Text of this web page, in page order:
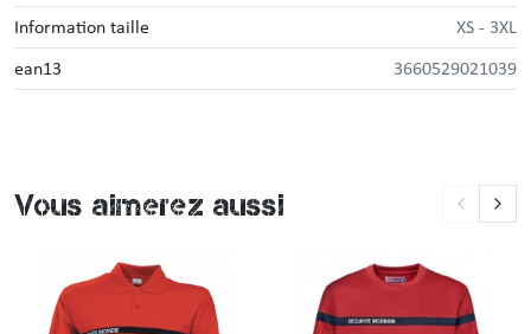
Information taille XS - 3XL
ean13 3660529021039
Vous aimerez aussi